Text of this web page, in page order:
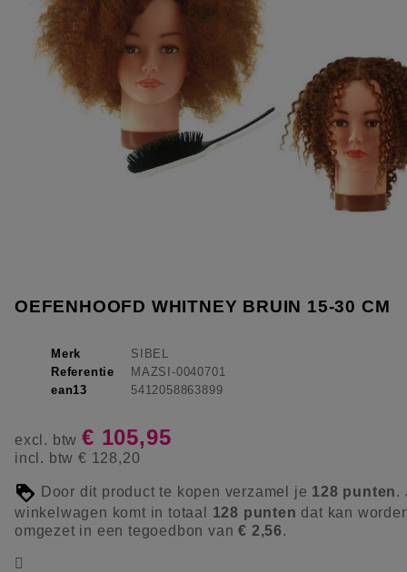
OEFENHOOFD WHITNEY BRUIN 15-30 CM
Merk
SIBEL
Referentie
MAZSI-0040701
ean13
5412058863899
excl. btw € 105,95
incl. btw € 128,20
Door dit product te kopen verzamel je 128 punten.
winkelwagen komt in totaal 128 punten dat kan
omgezet in een tegoedbon van€ 2,56.
